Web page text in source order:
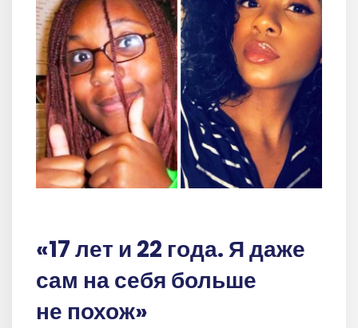
«17 лет и 22 года. Я даже
сам на себя больше
не похож»